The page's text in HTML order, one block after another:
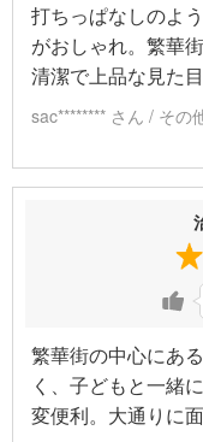
打ちっぱなしのよ
がおしゃれ。繁華
清潔で上品な見た目
sac******** さん / その
繁華街の中心にあ
く、子どもと一緒
変便利。大通りに